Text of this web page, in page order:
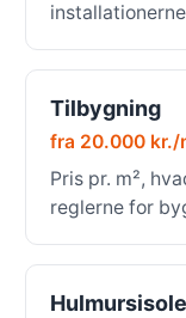
Tilbygning
fra 20.000 kr./
Pris pr. m²,
reglerne for